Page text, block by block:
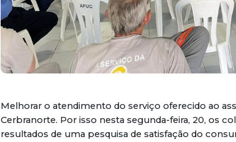
Melhorar o atendimento do serviço oferecido ao
Cerbranorte. Por isso nesta segunda-feira, 20, os
resultados de uma pesquisa de satisfação do